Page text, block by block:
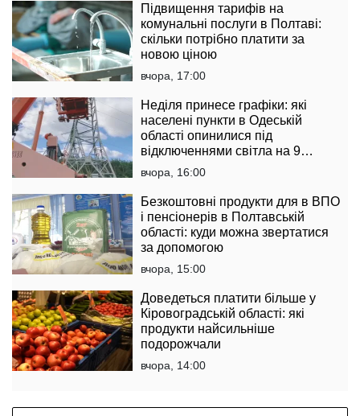
Підвищення тарифів на
комунальні послуги в Полтаві:
скільки потрібно платити за
новою ціною
вчора, 17:00
Неділя принесе графіки: які
населені пункти в Одеській
області опинилися під
відключеннями світла на 9
серпня
вчора, 16:00
Безкоштовні продукти для в ВПО
і пенсіонерів в Полтавській
області: куди можна звертатися
за допомогою
вчора, 15:00
Доведеться платити більше у
Кіровоградській області: які
продукти найсильніше
подорожчали
вчора, 14:00